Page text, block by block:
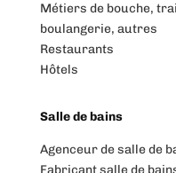
Métiers de bouche,
boulangerie, autres
Restaurants
Hôtels
Salle de bains
Agenceur de salle de
Fabricant salle de